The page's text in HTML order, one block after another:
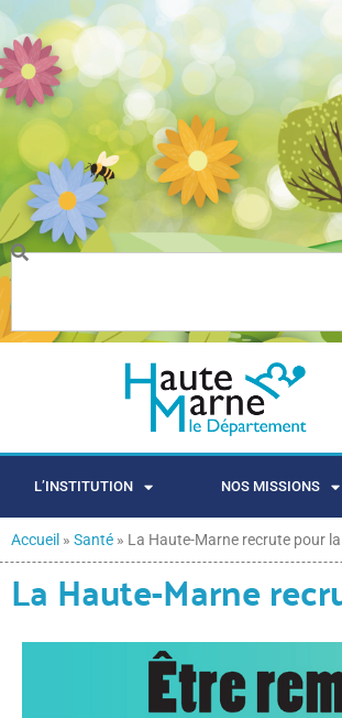
L’INSTITUTION NOS MISSIONS
Accueil » Santé » La Haute-Marne recrute pour
La Haute-Marne